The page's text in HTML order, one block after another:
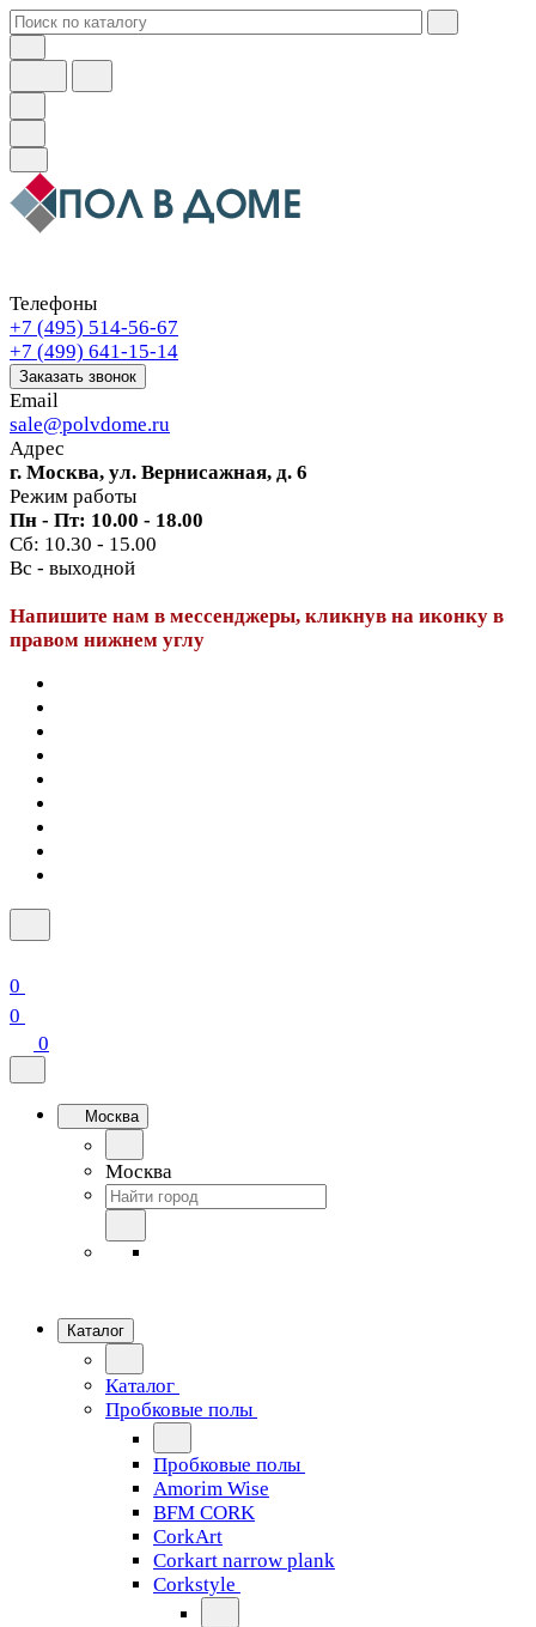
Телефоны
+7 (495) 514-56-67
+7 (499) 641-15-14
Заказать звонок
Email
sale@polvdome.ru
Адрес
г. Москва, ул. Вернисажная, д. 6
Режим работы
Пн - Пт: 10.00 - 18.00
Сб: 10.30 - 15.00
Вс - выходной
Напишите нам в мессенджеры, кликнув на иконку в
правом нижнем углу
0
0
0
Москва
Москва
Каталог
Каталог
Пробковые полы
Пробковые полы
Amorim Wise
BFM CORK
CorkArt
Corkart narrow plank
Corkstyle